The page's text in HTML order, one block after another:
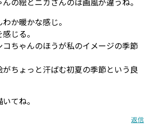
か暖かな感じ。
じる。
ちゃんのほうが私のイメージの季節
ちょっと汗ばむ初夏の季節という良
てね。
返信